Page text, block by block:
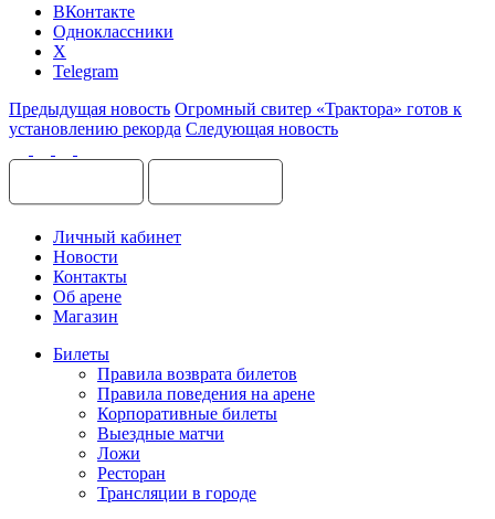
ВКонтакте
Одноклассники
X
Telegram
Предыдущая новость Огромный свитер «Трактора» готов к
установлению рекорда Следующая новость
Личный кабинет
Новости
Контакты
Об арене
Магазин
Билеты
Правила возврата билетов
Правила поведения на арене
Корпоративные билеты
Выездные матчи
Ложи
Ресторан
Трансляции в городе